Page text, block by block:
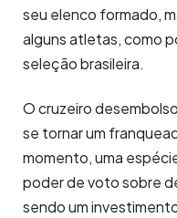
seu elenco formado,
alguns atletas, como
seleção brasileira.
O cruzeiro
se tornar um
momento, uma
poder de voto sobre
sendo um